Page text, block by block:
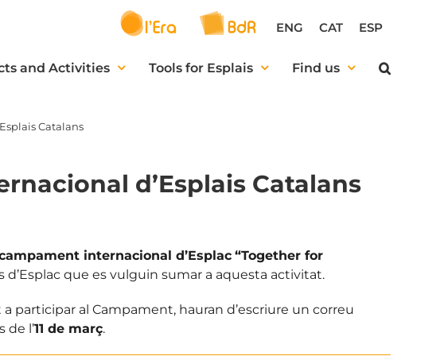
ENG CAT ESP
and Activities Tools for Esplais Find us
Catalans
d’Esplais Catalans
internacional d’Esplac “Together for
d’Esplac que es vulguin sumar a aquesta activitat.
participar al Campament, hauran d’escriure un correu
de l’11 de març.